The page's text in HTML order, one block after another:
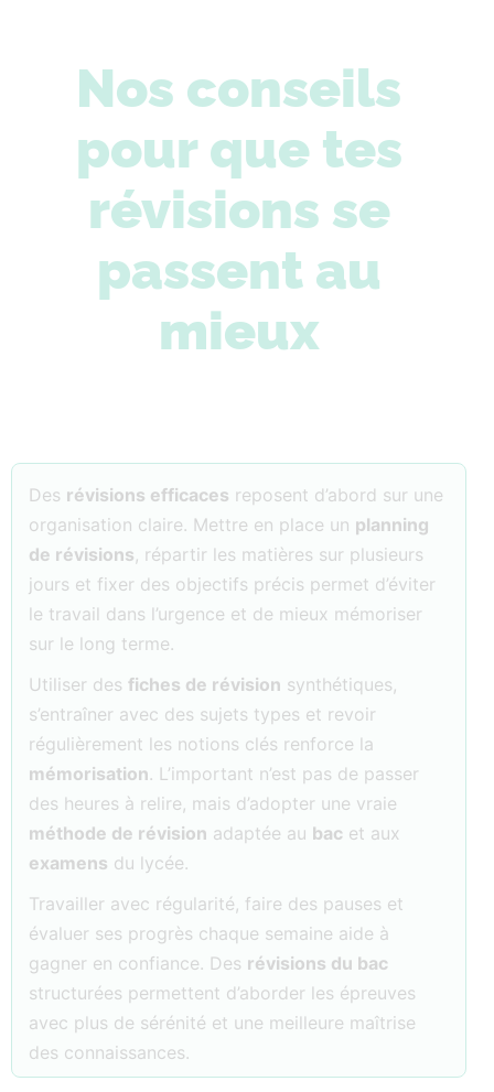
Nos conseils
pour que tes
révisions se
passent au
mieux
Des révisions efficaces reposent d’abord sur une
organisation claire. Mettre en place un planning
de révisions, répartir les matières sur plusieurs
jours et fixer des objectifs précis permet d’éviter
le travail dans l’urgence et de mieux mémoriser
sur le long terme.
Utiliser des fiches de révision synthétiques,
s’entraîner avec des sujets types et revoir
régulièrement les notions clés renforce la
mémorisation. L’important n’est pas de passer
des heures à relire, mais d’adopter une vraie
méthode de révision adaptée au bac et aux
examens du lycée.
Travailler avec régularité, faire des pauses et
évaluer ses progrès chaque semaine aide à
gagner en confiance. Des révisions du bac
structurées permettent d’aborder les épreuves
avec plus de sérénité et une meilleure maîtrise
des connaissances.